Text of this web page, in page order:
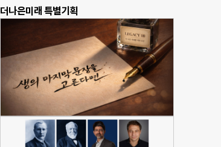
더나은미래 특별기획